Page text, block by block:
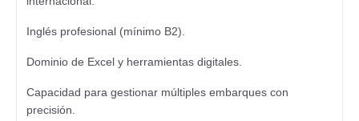
Inglés profesional (mínimo B2).
Dominio de Excel y herramientas digitales.
Capacidad para gestionar múltiples embarques con
precisión.